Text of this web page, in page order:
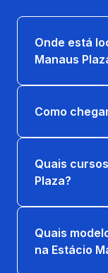
Onde está
Manaus
Como
Quais
Plaza?
Quais
na Estácio